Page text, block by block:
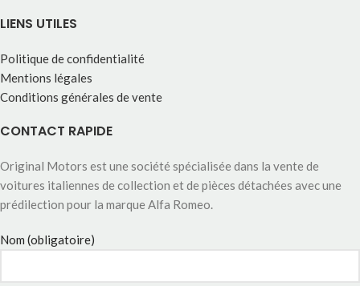
LIENS UTILES
Politique de confidentialité
Mentions légales
Conditions générales de vente
CONTACT RAPIDE
Original Motors est une société spécialisée dans la vente de
voitures italiennes de collection et de pièces détachées avec une
prédilection pour la marque Alfa Romeo.
Nom (obligatoire)